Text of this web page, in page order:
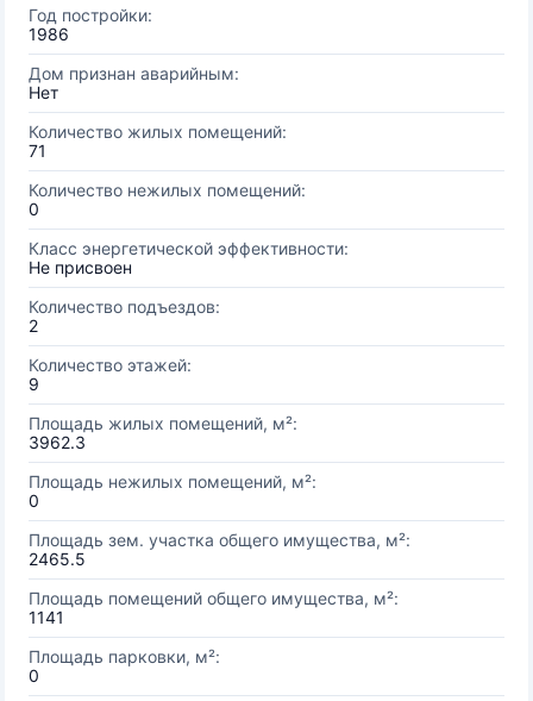
Год постройки:
1986
Дом признан аварийным:
Нет
Количество жилых помещений:
71
Количество нежилых помещений:
0
Класс энергетической эффективности:
Не присвоен
Количество подъездов:
2
Количество этажей:
9
Площадь жилых помещений, м²:
3962.3
Площадь нежилых помещений, м²:
0
Площадь зем. участка общего имущества, м²:
2465.5
Площадь помещений общего имущества, м²:
1141
Площадь парковки, м²:
0